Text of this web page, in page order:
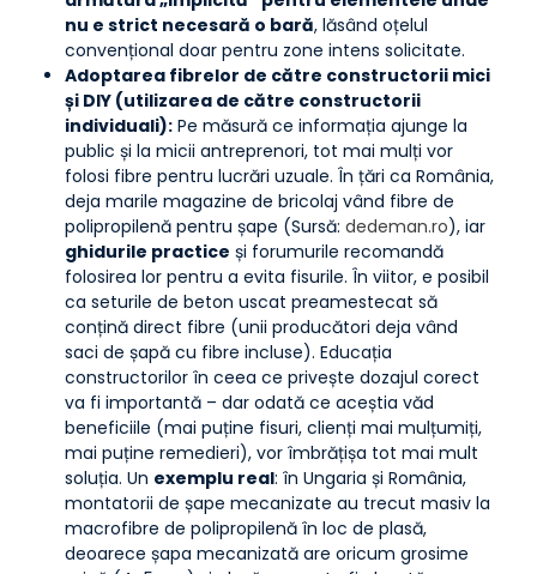
nu e strict necesară o bară, lăsând oțelul
convențional doar pentru zone intens solicitate.
Adoptarea fibrelor de către constructorii mici
și DIY (utilizarea de către constructorii
individuali): Pe măsură ce informația ajunge la
public și la micii antreprenori, tot mai mulți vor
folosi fibre pentru lucrări uzuale. În țări ca România,
deja marile magazine de bricolaj vând fibre de
polipropilenă pentru șape (Sursă: dedeman.ro), iar
ghidurile practice și forumurile recomandă
folosirea lor pentru a evita fisurile. În viitor, e posibil
ca seturile de beton uscat preamestecat să
conțină direct fibre (unii producători deja vând
saci de șapă cu fibre incluse). Educația
constructorilor în ceea ce privește dozajul corect
va fi importantă – dar odată ce aceștia văd
beneficiile (mai puține fisuri, clienți mai mulțumiți,
mai puține remedieri), vor îmbrățișa tot mai mult
soluția. Un exemplu real: în Ungaria și România,
montatorii de șape mecanizate au trecut masiv la
macrofibre de polipropilenă în loc de plasă,
deoarece șapa mecanizată are oricum grosime